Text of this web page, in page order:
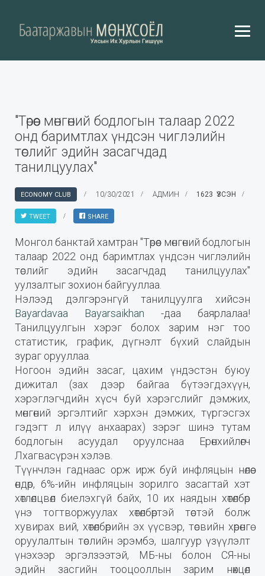
"Төрөөс мөнгөний бодлогын талаар 2022
онд баримтлах үндсэн чиглэлийн
төслийг эдийн засагчдад
танилцуулах"
ECONOMY CLUB 10/30/2021 АДМИН 1623 ҮЗСЭН
TWEET SHARE
Монгол банктай хамтран "Төрөөс мөнгөний бодлогын
талаар 2022 онд баримтлах үндсэн чиглэлийн
төслийг эдийн засагчдад танилцуулах"
уулзалтыг зохион байгууллаа.
Нэлээд дэлгэрэнгүй танилцуулга хийсэн
Bayardavaa Bayarsaikhan -даа баярлалаа!
Танилцуулгын хэрэг болох зарим нэг тоо
статистик, график, дүгнэлт бүхий слайдын
зураг орууллаа.
Ногоон эдийн засаг, цахим үндэстэн буюу
дижитал (зах дээр байгаа бүтээгдэхүүн,
хэрэглэгчдийн хүсч буй хэрэгслийг дэмжих,
мөнгөний эргэлтийг хэрхэн дэмжих, түргэсгэх
гэдэгт л илүү анхаарах) зэрэг шинэ тутам
бодлогын асуудал оруулснаа Ерөнхийлөгч
Лхагвасүрэн хэлэв.
Түүнчлэн гаднаас орж ирж буй инфляцын нөлөө
өндөр, 6%-ийн инфляцын зорилго засагтай хэт
хөтлөлцвөл биелэхгүй байх, 10 их наядын хөтөлбөр
үнэ тогтворжуулах хөтөлбөртэй төстэй болж
хувирах вий, хөтөлбөрийн эх үүсвэр, төсвийн хөрөнгө
оруулалтын төслийн эрэмбэ, шалгуур үзүүлэлт
үнэхээр эргэлзээтэй, МБ-ны болон СЯ-ны
эдийн засгийн тооцооллын зарим нөхцөл